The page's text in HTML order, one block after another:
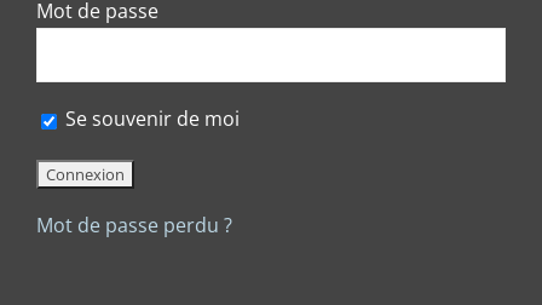
Mot de passe
Se souvenir de moi
Mot de passe perdu ?